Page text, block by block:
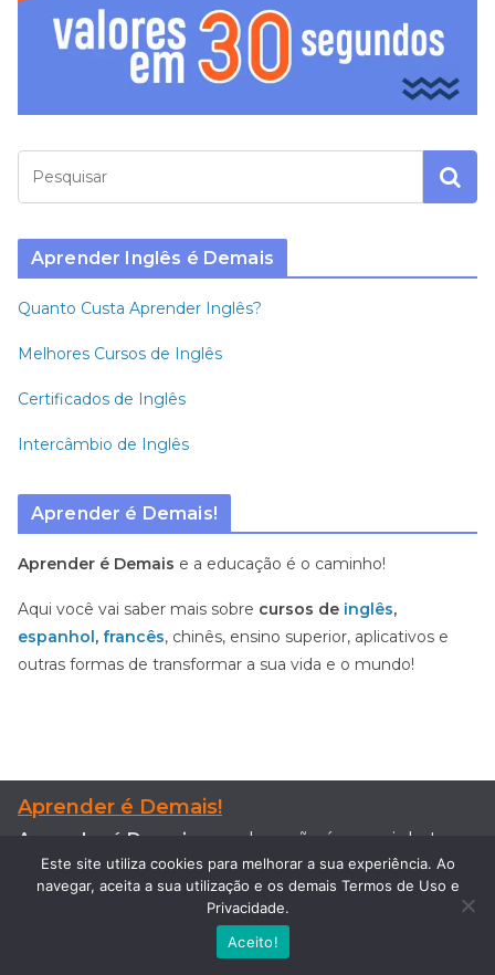
Aprender Inglês é Demais
Quanto Custa Aprender Inglês?
Melhores Cursos de Inglês
Certificados de Inglês
Intercâmbio de Inglês
Aprender é Demais!
Aprender é Demais e a educação é o caminho!
Aqui você vai saber mais sobre cursos de inglês,
espanhol , francês, chinês, ensino superior, aplicativos e
outras formas de transformar a sua vida e o mundo!
Aprender é Demais!
Aprender é Demais e a educação é o caminho!
Aqui você vai saber mais sobre cursos de inglês,
, chinês. Tudo de como aprender
conteúdos que podem transformar a sua vida e o
Este site utiliza cookies para melhorar a sua experiência. Ao
navegar, aceita a sua utilização e os demais Termos de Uso e
Privacidade.
Aceito!